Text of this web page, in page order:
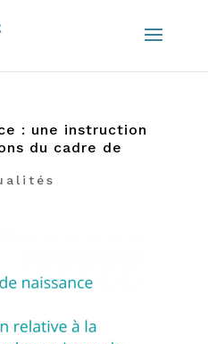
: une instruction
du cadre de